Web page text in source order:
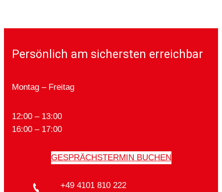
Persönlich am sichersten erreichbar
Montag – Freitag
12:00 – 13:00
16:00 – 17:00
GESPRÄCHSTERMIN BUCHEN
+49 4101 810 222